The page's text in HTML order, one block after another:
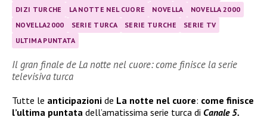
DIZI TURCHE
LA NOTTE NEL CUORE NOVELLA
NOVELLA 2000
NOVELLA2000
SERIE TURCA SERIE TURCHE
SERIE TV
ULTIMA PUNTATA
Il gran finale de La notte nel cuore: come finisce la serie
televisiva turca
Tutte le anticipazioni de La notte nel cuore: come finisce
l’ultima puntata dell’amatissima serie turca di Canale 5.